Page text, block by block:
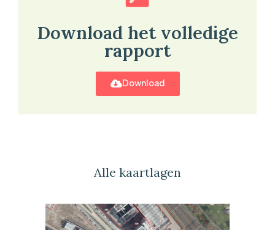
Download het volledige
rapport
Download
Alle kaartlagen